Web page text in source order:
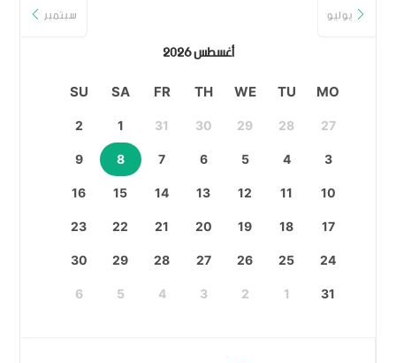
يوليو
أغسطس 2026
سبتمبر
MO
TU
WE
TH
FR
SA
SU
27
28
29
30
31
1
2
3
4
5
6
7
8
9
10
11
12
13
14
15
16
17
18
19
20
21
22
23
24
25
26
27
28
29
30
31
1
2
3
4
5
6